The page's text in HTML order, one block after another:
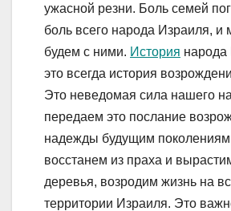
ужасной резни. Боль семей
боль всего народа Израиля, и
будем с ними. История
это всегда история
Это неведомая сила нашего
передаем это послание
надежды будущим
восстанем из праха и
деревья, возродим жизнь на
территории Израиля. Это